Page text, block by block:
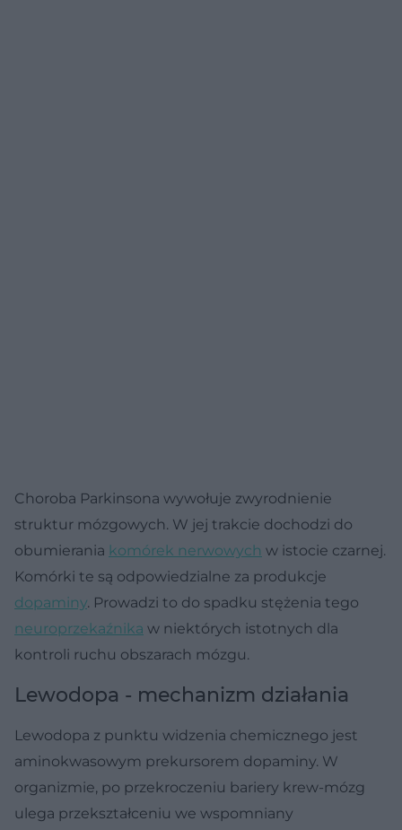
Choroba Parkinsona wywołuje zwyrodnienie
struktur mózgowych. W jej trakcie dochodzi do
obumierania komórek nerwowych w istocie czarnej.
Komórki te są odpowiedzialne za produkcje
dopaminy. Prowadzi to do spadku stężenia tego
neuroprzekaźnika w niektórych istotnych dla
kontroli ruchu obszarach mózgu.
Lewodopa - mechanizm działania
Lewodopa z punktu widzenia chemicznego jest
aminokwasowym prekursorem dopaminy. W
organizmie, po przekroczeniu bariery krew-mózg
ulega przekształceniu we wspomniany